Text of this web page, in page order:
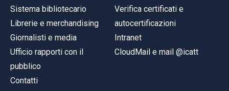
Sistema bibliotecario
Librerie e merchandising
Giornalisti e media
Ufficio rapporti con il
pubblico
Contatti
Verifica certificati e
autocertificazioni
Intranet
CloudMail e mail @icatt